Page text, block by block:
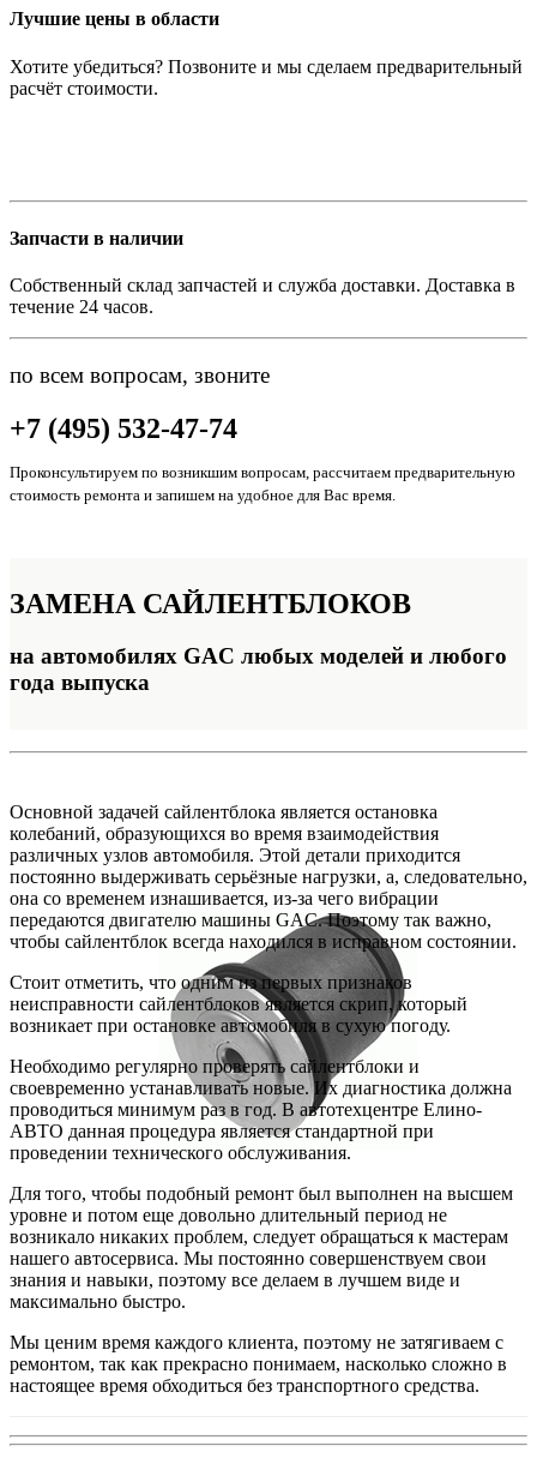
Лучшие цены в области
Хотите убедиться? Позвоните и мы сделаем предварительный
расчёт стоимости.
Запчасти в наличии
Собственный склад запчастей и служба доставки. Доставка в
течение 24 часов.
по всем вопросам, звоните
+7 (495) 532-47-74
Проконсультируем по возникшим вопросам, рассчитаем предварительную
стоимость ремонта и запишем на удобное для Вас время.
ЗАМЕНА САЙЛЕНТБЛОКОВ
на автомобилях GAC любых моделей и любого
года выпуска
Основной задачей сайлентблока является остановка
колебаний, образующихся во время взаимодействия
различных узлов автомобиля. Этой детали приходится
постоянно выдерживать серьёзные нагрузки, а, следовательно,
она со временем изнашивается, из-за чего вибрации
передаются двигателю машины GAC. Поэтому так важно,
чтобы сайлентблок всегда находился в исправном состоянии.
Стоит отметить, что одним из первых признаков
неисправности сайлентблоков является скрип, который
возникает при остановке автомобиля в сухую погоду.
Необходимо регулярно проверять сайлентблоки и
своевременно устанавливать новые. Их диагностика должна
проводиться минимум раз в год. В автотехцентре Елино-
АВТО данная процедура является стандартной при
проведении технического обслуживания.
Для того, чтобы подобный ремонт был выполнен на высшем
уровне и потом еще довольно длительный период не
возникало никаких проблем, следует обращаться к мастерам
нашего автосервиса. Мы постоянно совершенствуем свои
знания и навыки, поэтому все делаем в лучшем виде и
максимально быстро.
Мы ценим время каждого клиента, поэтому не затягиваем с
ремонтом, так как прекрасно понимаем, насколько сложно в
настоящее время обходиться без транспортного средства.